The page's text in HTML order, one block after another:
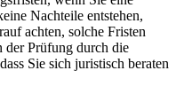
Nachteile entstehen,
achten, solche Fristen
der Prüfung durch die
Sie sich juristisch beraten